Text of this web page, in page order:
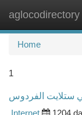
aglocodirectory
Home
1
ستلايت الفردوس
Internet
1204